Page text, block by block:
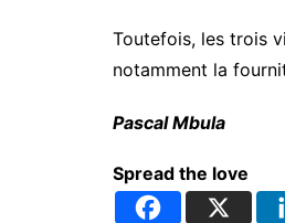
Toutefois, les trois
notamment la
Pascal Mbula
Spread the love